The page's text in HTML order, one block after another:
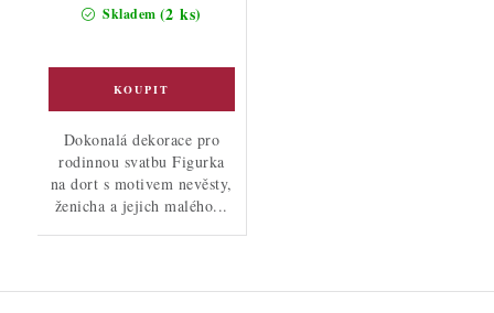
Skladem (2 ks)
Dokonalá dekorace pro
rodinnou svatbu Figurka
na dort s motivem nevěsty,
ženicha a jejich malého...